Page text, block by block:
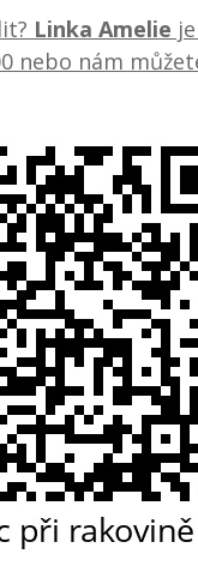
Linka Amelie
nebo nám